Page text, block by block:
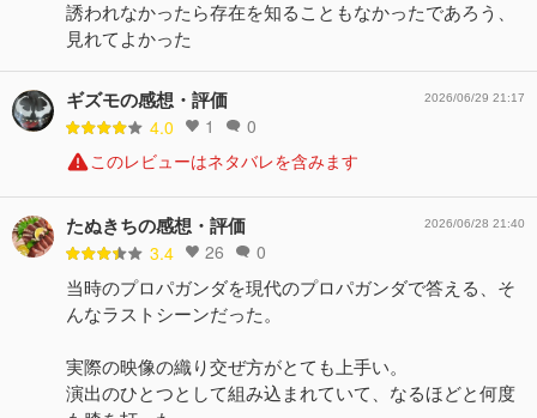
誘われなかったら存在を知ることもなかったであろう、
見れてよかった
ギズモの感想・評価
4.0 1 0
2026/06/29 21:17
このレビューはネタバレを含みます
たぬきちの感想・評価
3.4 26 0
2026/06/28 21:40
当時のプロパガンダを現代のプロパガンダで答える、そ
んなラストシーンだった。
実際の映像の織り交ぜ方がとても上手い。
演出のひとつとして組み込まれていて、なるほどと何度